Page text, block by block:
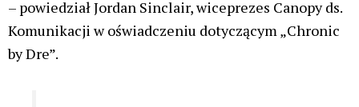
– powiedział Jordan Sinclair, wiceprezes Canopy ds.
Komunikacji w oświadczeniu dotyczącym „Chronic
by Dre”.